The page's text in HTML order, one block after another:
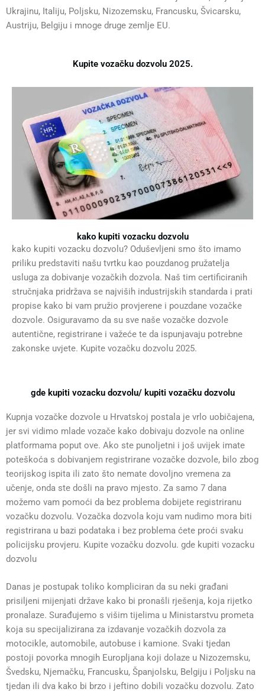
Ukrajinu, Italiju, Poljsku, Nizozemsku, Francusku, Švicarsku,
Austriju, Belgiju i mnoge druge zemlje EU.
Kupite vozačku dozvolu 2025.
kako kupiti vozacku dozvolu
kako kupiti vozacku dozvolu? Oduševljeni smo što imamo
priliku predstaviti našu tvrtku kao pouzdanog pružatelja
usluga za dobivanje vozačkih dozvola. Naš tim certificiranih
stručnjaka pridržava se najviših industrijskih standarda i prati
propise kako bi vam pružio provjerene i pouzdane vozačke
dozvole. Osiguravamo da su sve naše vozačke dozvole
autentične, registrirane i važeće te da ispunjavaju potrebne
zakonske uvjete. Kupite vozačku dozvolu 2025.
gde kupiti vozacku dozvolu/ kupiti vozačku dozvolu
Kupnja vozačke dozvole u Hrvatskoj postala je vrlo uobičajena,
jer svi vidimo mlade vozače kako dobivaju dozvole na online
platformama poput ove. Ako ste punoljetni i još uvijek imate
poteškoća s dobivanjem registrirane vozačke dozvole, bilo zbog
teorijskog ispita ili zato što nemate dovoljno vremena za
učenje, onda ste došli na pravo mjesto. Za samo 7 dana
možemo vam pomoći da bez problema dobijete registriranu
vozačku dozvolu. Vozačka dozvola koju vam nudimo mora biti
registrirana u bazi podataka i bez problema ćete proći svaku
policijsku provjeru. Kupite vozačku dozvolu. gde kupiti vozacku
dozvolu
Danas je postupak toliko kompliciran da su neki građani
prisiljeni mijenjati države kako bi pronašli rješenja, koja rijetko
pronalaze. Surađujemo s višim tijelima u Ministarstvu prometa
koja su specijalizirana za izdavanje vozačkih dozvola za
motocikle, automobile, autobuse i kamione. Svaki tjedan
postoji povorka mnogih Europljana koji dolaze u Nizozemsku,
Švedsku, Njemačku, Francusku, Španjolsku, Belgiju i Poljsku na
tjedan ili dva kako bi brzo i jeftino dobili vozačku dozvolu. Zato